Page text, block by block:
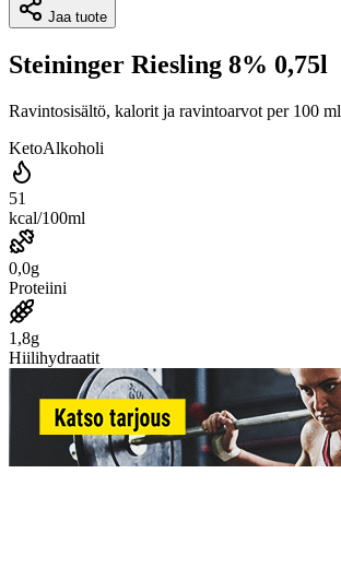
Jaa tuote
Steininger Riesling 8% 0,75l
Ravintosisältö, kalorit ja ravintoarvot per 100 ml
KetoAlkoholi
51
kcal/100ml
0,0g
Proteiini
1,8g
Hiilihydraatit